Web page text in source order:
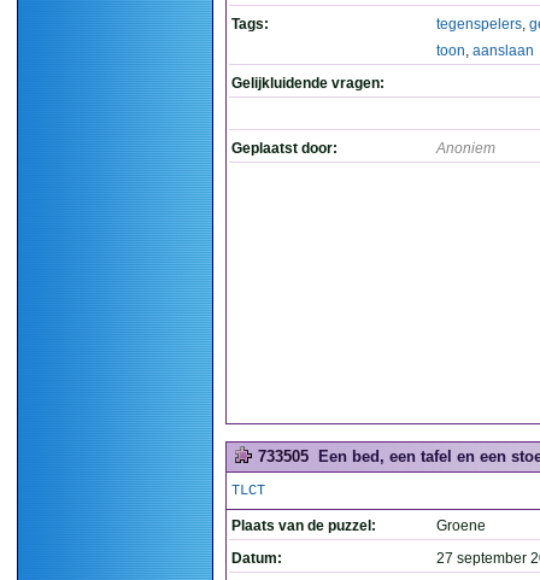
Tags: tegenspelers,
toon, aanslaan
Gelijkluidende vragen:
Geplaatst door: Anoniem
733505 Een bed, een tafel en een
TLCT
Plaats van de puzzel:
Groene
Datum:
27 september